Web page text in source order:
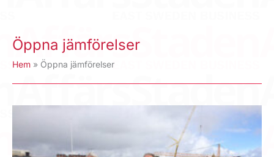
Öppna jämförelser
Hem Öppna jämförelser